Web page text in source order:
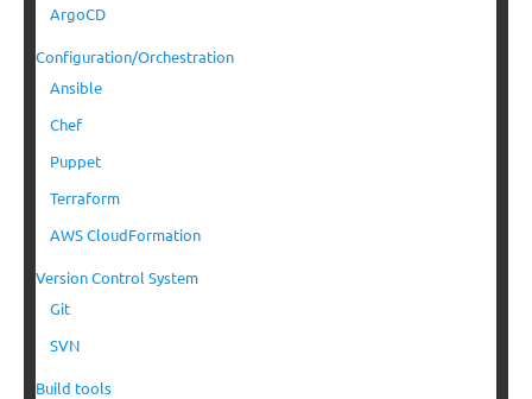
ArgoCD
Configuration/Orchestration
Ansible
Chef
Puppet
Terraform
AWS CloudFormation
Version Control System
Git
SVN
Build tools